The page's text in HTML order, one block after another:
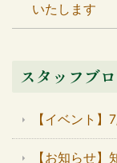
いたします
スタッフブ
【イベント
【お知らせ